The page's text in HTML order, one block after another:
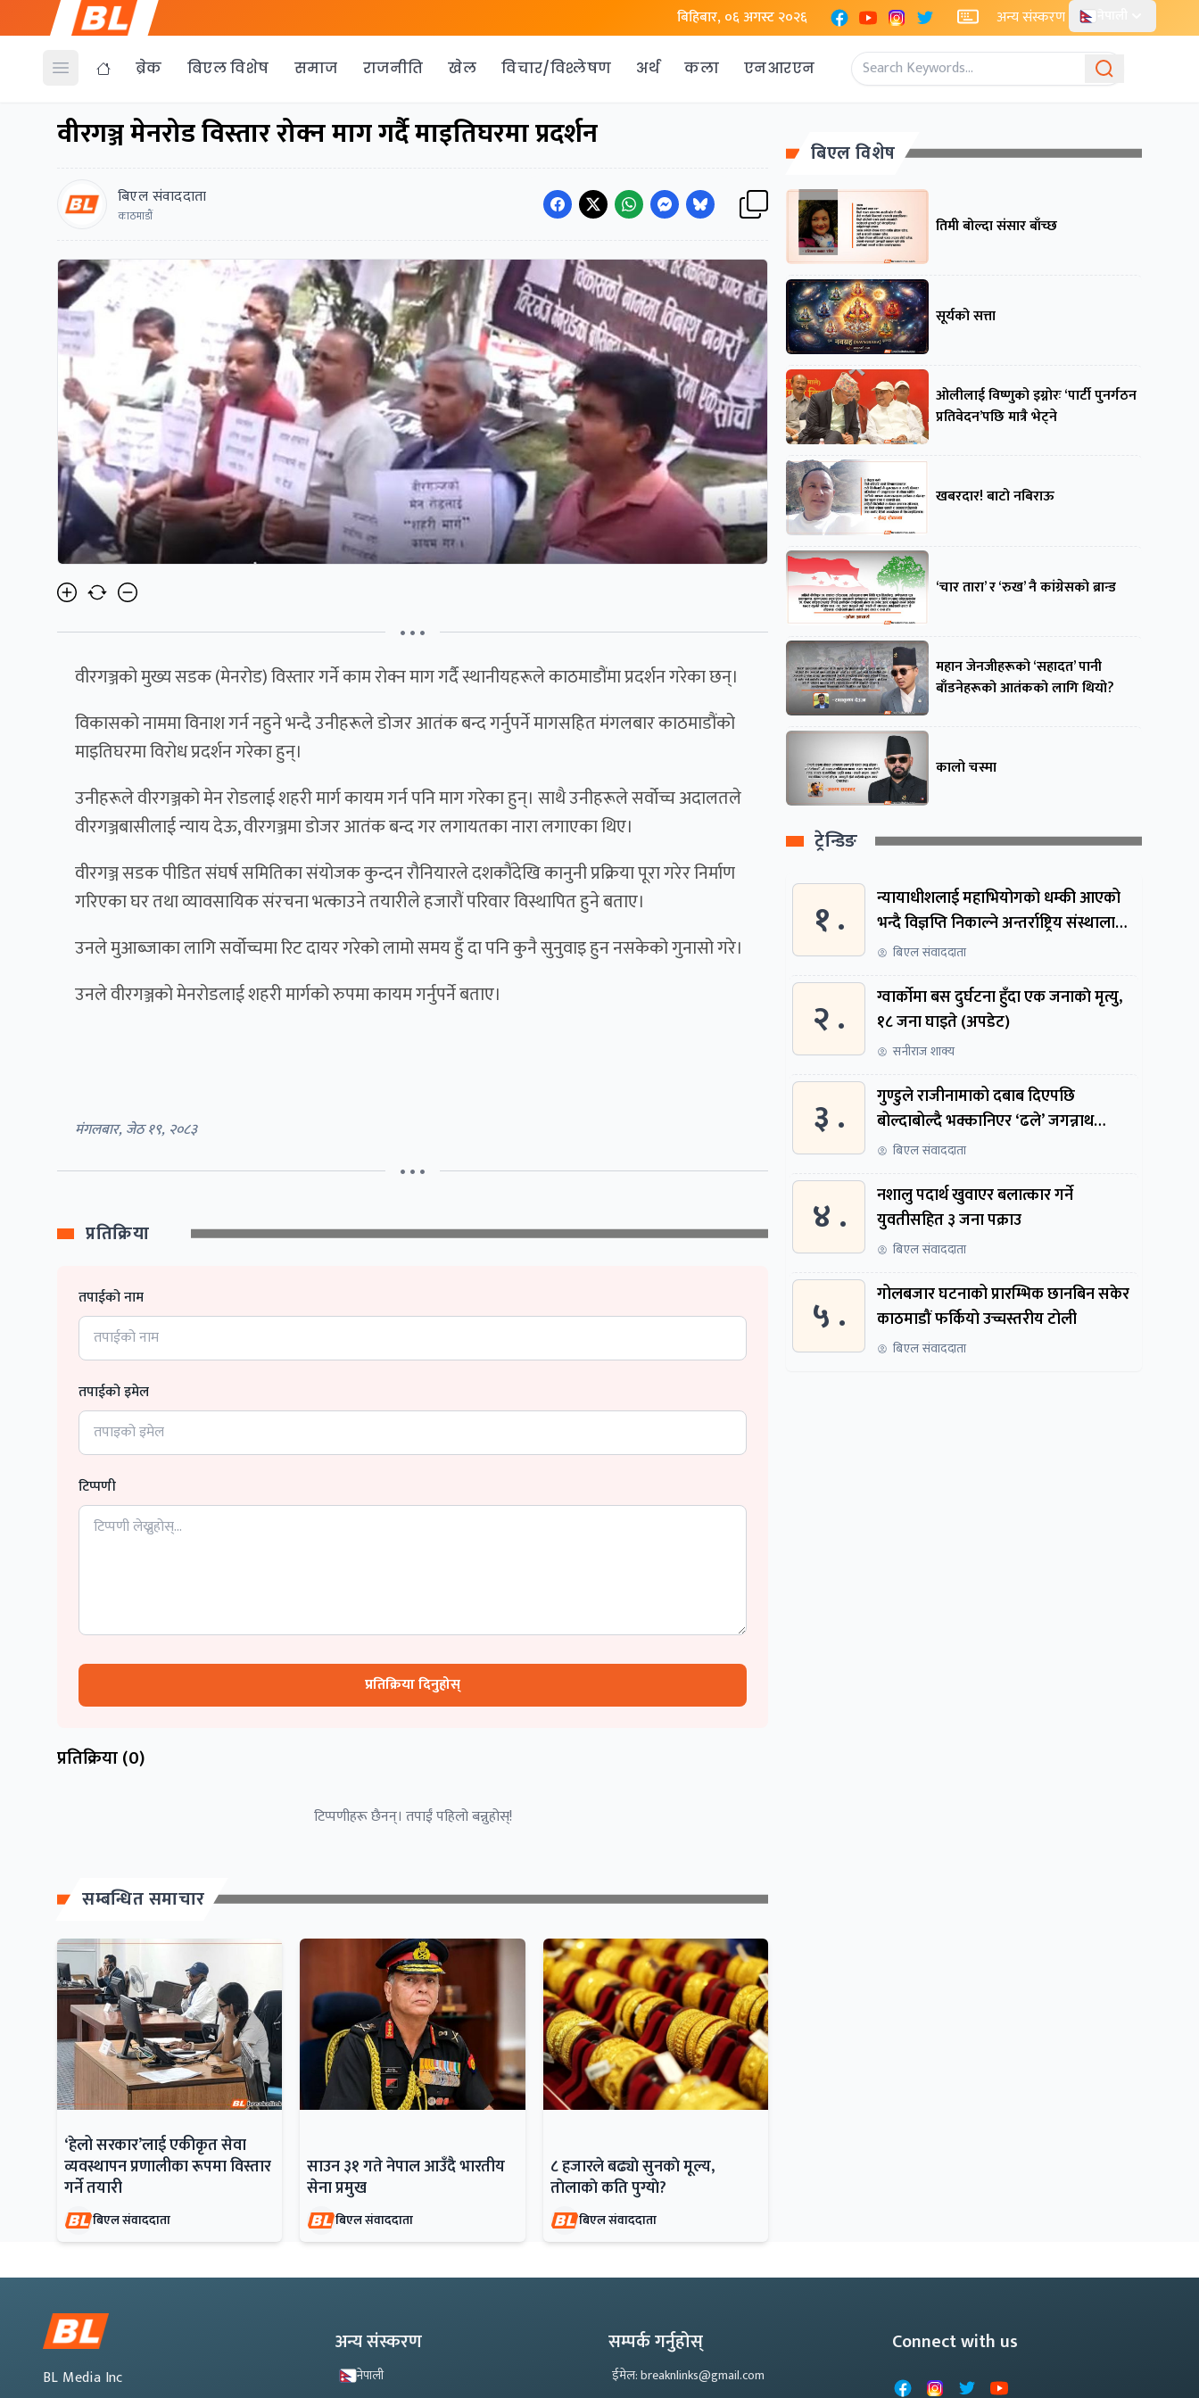
बिहिबार, ०६ अगस्ट २०२६ FacebookYouTubeInstagram
X अन्य संस्करण
Open menu ब्रेक बिएल विशेष समाज राजनीति खेल विचार/विश्लेषण अर्थ कला एनआरएन
वीरगञ्ज मेनरोड विस्तार रोक्न माग गर्दै माइतिघरमा प्रदर्शन
बिएल संवाददाता
काठमाडाैं
• • •
वीरगञ्जको मुख्य सडक (मेनरोड) विस्तार गर्ने काम रोक्न माग गर्दै स्थानीयहरूले काठमाडौंमा प्रदर्शन गरेका छन्।
विकासको नाममा विनाश गर्न नहुने भन्दै उनीहरूले डोजर आतंक बन्द गर्नुपर्ने मागसहित मंगलबार काठमाडौंको
माइतिघरमा विरोध प्रदर्शन गरेका हुन्।
उनीहरूले वीरगञ्जको मेन रोडलाई शहरी मार्ग कायम गर्न पनि माग गरेका हुन्। साथै उनीहरूले सर्वोच्च अदालतले
वीरगञ्जबासीलाई न्याय देऊ, वीरगञ्जमा डोजर आतंक बन्द गर लगायतका नारा लगाएका थिए।
वीरगञ्ज सडक पीडित संघर्ष समितिका संयोजक कुन्दन रौनियारले दशकौंदेखि कानुनी प्रक्रिया पूरा गरेर निर्माण
गरिएका घर तथा व्यावसायिक संरचना भत्काउने तयारीले हजारौं परिवार विस्थापित हुने बताए।
उनले मुआब्जाका लागि सर्वोच्चमा रिट दायर गरेको लामो समय हुँ दा पनि कुनै सुनुवाइ हुन नसकेको गुनासो गरे।
उनले वीरगञ्जको मेनरोडलाई शहरी मार्गको रुपमा कायम गर्नुपर्ने बताए।
मंगलबार, जेठ १९, २०८३
• • •
प्रतिक्रिया
तपाईको नाम
तपाईको इमेल
टिप्पणी
प्रतिक्रिया दिनुहोस्
प्रतिक्रिया (0)
टिप्पणीहरू छैनन्। तपाईं पहिलो बन्नुहोस्!
सम्बन्धित समाचार
‘हेलो सरकार’लाई एकीकृत सेवा
व्यवस्थापन प्रणालीका रूपमा विस्तार
गर्ने तयारी
बिएल संवाददाता
साउन ३१ गते नेपाल आउँदै भारतीय
सेना प्रमुख
बिएल संवाददाता
८ हजारले बढ्याे सुनकाे मूल्य,
ताेलाकाे कति पुग्याे?
बिएल संवाददाता
बिएल विशेष
तिमी बोल्दा संसार बाँच्छ
सूर्यको सत्ता
ओलीलाई विष्णुको इग्नोरः ‘पार्टी पुनर्गठन
प्रतिवेदन’पछि मात्रै भेट्ने
खबरदार! बाटो नबिराऊ
‘चार तारा’ र ‘रुख’ नै कांग्रेसको ब्रान्ड
महान जेनजीहरूको ‘सहादत’ पानी
बाँडनेहरूको आतंकको लागि थियो?
कालो चस्मा
ट्रेन्डिङ
१ .
न्यायाधीशलाई महाभियोगको धम्की आएको
भन्दै विज्ञप्ति निकाल्ने अन्तर्राष्ट्रिय संस्थालाई
संसदीय समितिमा बोलाइयो
बिएल संवाददाता
२ .
ग्वार्काेमा बस दुर्घटना हुँदा एक जनाकाे मृत्यु,
१८ जना घाइते (अपडेट)
सनीराज शाक्य
३ .
गुण्डुले राजीनामाको दबाब दिएपछि
बोल्दाबोल्दै भक्कानिएर ‘ढले’ जगन्नाथ
थपलिया
बिएल संवाददाता
४ .
नशालु पदार्थ खुवाएर बलात्कार गर्ने
युवतीसहित ३ जना पक्राउ
बिएल संवाददाता
५ .
गोलबजार घटनाको प्रारम्भिक छानबिन सकेर
काठमाडौं फर्कियो उच्चस्तरीय टोली
बिएल संवाददाता
BL Media Inc
अन्य संस्करण
नेपाली
सम्पर्क गर्नुहोस्
ईमेल: breaknlinks@gmail.com
Connect with us
FacebookInstagram
X YouTube